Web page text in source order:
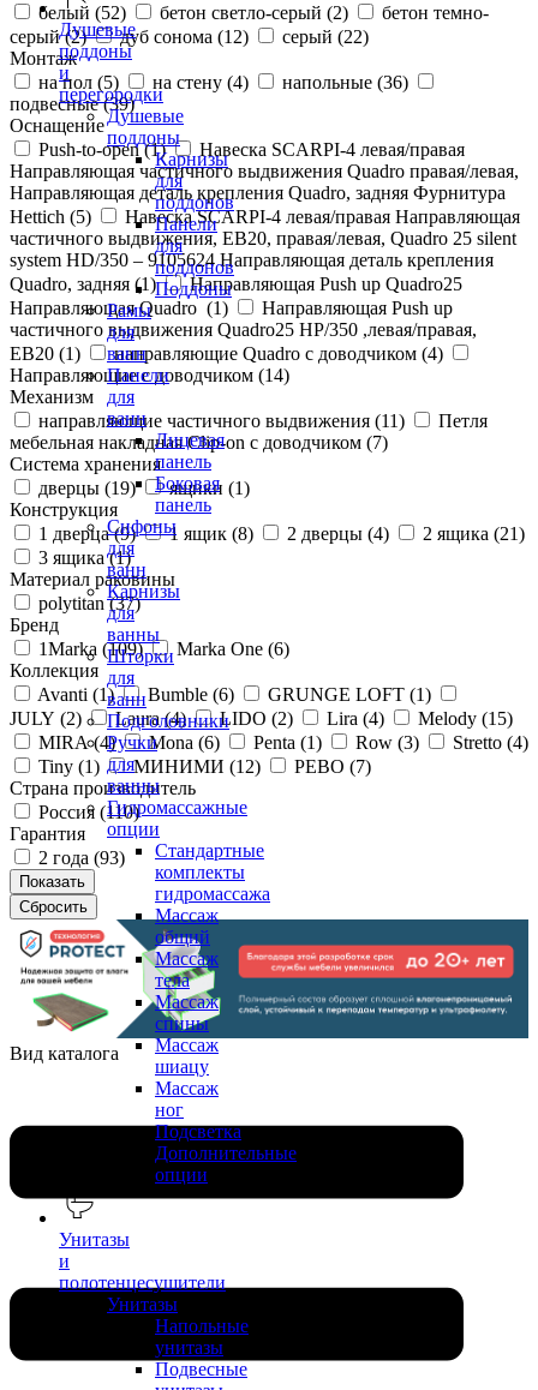
Душевые
поддоны
и
перегородки
Душевые
поддоны
Карнизы
для
поддонов
Панели
для
поддонов
Поддоны
Рамы
для
ванн
Панели
для
ванн
Лицевая
панель
Боковая
панель
Сифоны
для
ванн
Карнизы
для
ванны
Шторки
для
ванн
Подголовники
Ручки
для
ванны
Гидромассажные
опции
Стандартные
комплекты
гидромассажа
Массаж
общий
Массаж
тела
Массаж
спины
Массаж
шиацу
Массаж
ног
Подсветка
Дополнительные
опции
Унитазы
и
полотенцесушители
Унитазы
Напольные
унитазы
Подвесные
белый (52) бетон светло-серый (2)
бетон темно-
серый (2) дуб сонома (12) серый (22)
Монтаж
на пол (5) на стену (4) напольные (36)
подвесные (39)
Оснащение
Push-to-open (1)
Навеска SCARPI-4 левая/правая
Направляющая частичного выдвижения Quadro правая/левая,
Направляющая деталь крепления Quadro, задняя Фурнитура
Hettich (5)
Навеска SCARPI-4 левая/правая Направляющая
частичного выдвижения, ЕВ20, правая/левая, Quadro 25 silent
system HD/350 – 9105624 Направляющая деталь крепления
Quadro, задняя (1)
Направляющая Push up Quadro25
Направляющая Quadro (1)
Направляющая Push up
частичного выдвижения Quadro25 НР/350 ,левая/правая,
ЕВ20 (1) направляющие Quadro с доводчиком (4)
Направляющие с доводчиком (14)
Механизм
направляющие частичного выдвижения (11)
Петля
мебельная накладная Clip-on с доводчиком (7)
Система хранения
дверцы (19) ящики (1)
Конструкция
1 дверца (9) 1 ящик (8) 2 дверцы (4) 2 ящика (21)
3 ящика (1)
Материал раковины
polytitan (37)
Бренд
1Marka (109) Marka One (6)
Коллекция
Avanti (1) Bumble (6) GRUNGE LOFT (1)
JULY (2) Laura (4) LIDO (2) Lira (4) Melody (15)
MIRA (4) Mona (6) Penta (1) Row (3) Stretto (4)
Tiny (1) МИНИМИ (12) РЕВО (7)
Страна производитель
Россия (110)
Гарантия
2 года (93)
Вид каталога